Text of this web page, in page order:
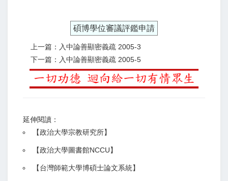
碩博學位審議評鑑申請
上一篇：入中論善顯密義疏 2005-3
下一篇：入中論善顯密義疏 2005-5
延伸閱讀：
【政治大學宗教研究所】
【政治大學圖書館NCCU】
【台灣師範大學博碩士論文系統】